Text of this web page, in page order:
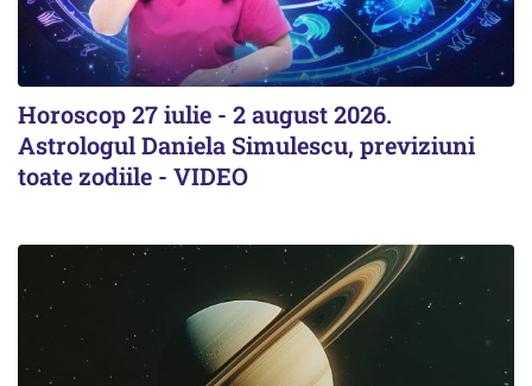
Horoscop 27 iulie - 2 august 2026.
Astrologul Daniela Simulescu, previziuni
toate zodiile - VIDEO